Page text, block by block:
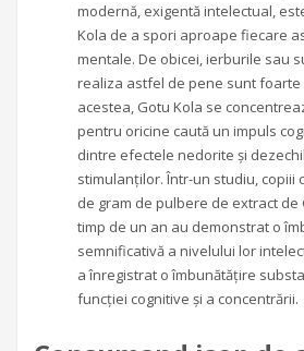
modernă, exigentă intelectual,
Kola de a spori aproape fiecare
mentale. De obicei, ierburile sau
realiza astfel de pene sunt foarte
acestea, Gotu Kola se
pentru oricine caută un impuls
dintre efectele nedorite și
stimulanților. Într-un studiu, copiii
de gram de pulbere de extract de
timp de un an au demonstrat o
semnificativă a nivelului lor
a înregistrat o îmbunătățire
funcției cognitive și a concentrării.